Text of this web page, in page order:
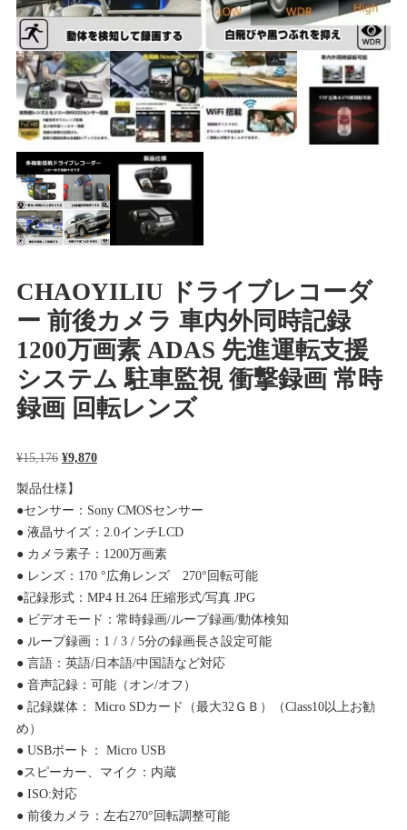
CHAOYILIU ドライブレコーダ
ー 前後カメラ 車内外同時記録
1200万画素 ADAS 先進運転支援
システム 駐車監視 衝撃録画 常時
録画 回転レンズ
¥15,176 元
の
は
で
た。
¥9,870現
製品仕様】
●センサー：Sony CMOSセンサー
● 液晶サイズ：2.0インチLCD
● カメラ素子：1200万画素
● レンズ：170 °広角レンズ 270°回転可能
●記録形式：MP4 H.264 圧縮形式/写真 JPG
● ビデオモード：常時録画/ループ録画/動体検知
● ループ録画：1 / 3 / 5分の録画長さ設定可能
● 言語：英語/日本語/中国語など対応
● 音声記録：可能（オン/オフ）
● 記録媒体： Micro SDカード（最大32ＧＢ）（Class10以上お勧
め）
● USBポート： Micro USB
●スピーカー、マイク：内蔵
● ISO:対応
● 前後カメラ：左右270°回転調整可能